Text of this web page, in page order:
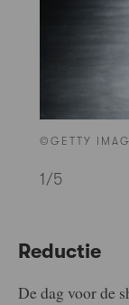
©GETTY
1/5
Reductie
De dag voor de